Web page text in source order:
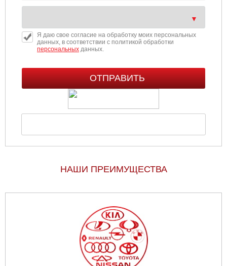
Я даю свое согласие на обработку моих персональных
данных, в соответствии с политикой обработки
персональныхданных.
НАШИ ПРЕИМУЩЕСТВА